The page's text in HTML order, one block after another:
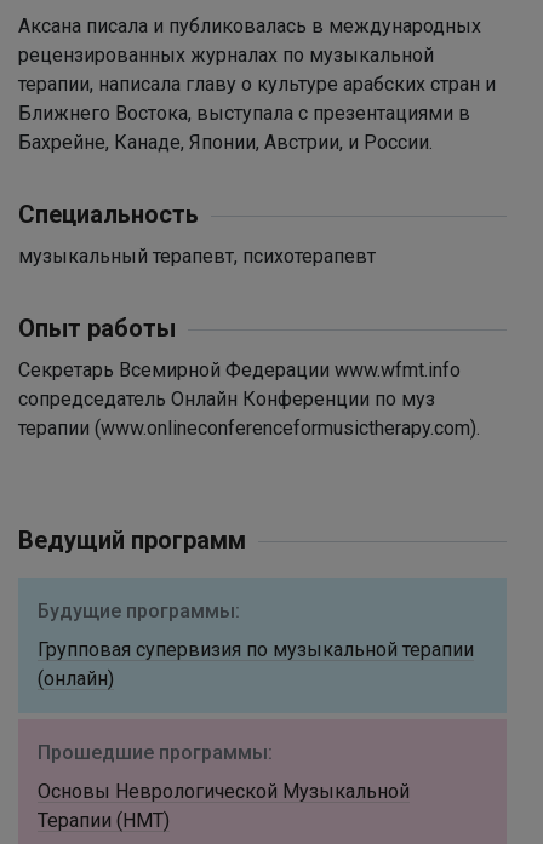
Аксана писала и публиковалась в международных
рецензированных журналах по музыкальной
терапии, написала главу о культуре арабских стран и
Ближнего Востока, выступала с презентациями в
Бахрейне, Канаде, Японии, Австрии, и России.
Специальность
музыкальный терапевт, психотерапевт
Опыт работы
Секретарь Всемирной Федерации www.wfmt.info
сопредседатель Онлайн Конференции по муз
терапии (www.onlineconferenceformusictherapy.com).
Ведущий программ
Будущие программы:
Групповая супервизия по музыкальной терапии
(онлайн)
Прошедшие программы:
Основы Неврологической Музыкальной
Терапии (НМТ)